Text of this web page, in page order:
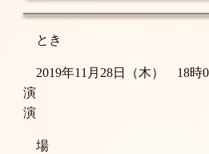
とき
2019年11月28日（木） 18時
演 29日（金）
演
場